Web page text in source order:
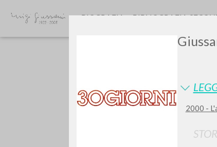
2000 -
BIOGRAFIA BIBLIOGRAFIA